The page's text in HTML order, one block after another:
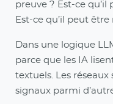
preuve ? Est-ce
Est-ce qu’il peut
Dans une logique
parce que les IA
textuels. Les
signaux parmi